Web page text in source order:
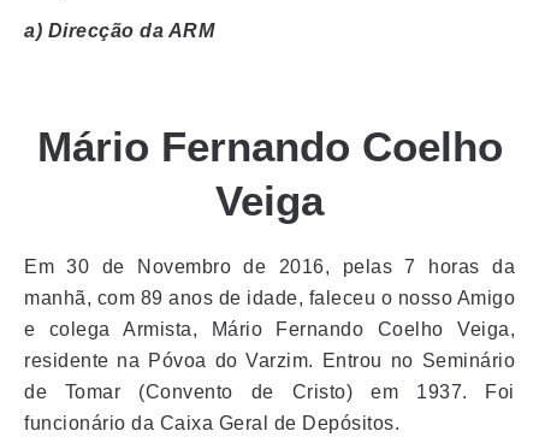
a) Direcção da ARM
Mário Fernando Coelho
Veiga
Em 30 de Novembro de 2016, pelas 7 horas da
manhã, com 89 anos de idade, faleceu o nosso Amigo
e colega Armista, Mário Fernando Coelho Veiga,
residente na Póvoa do Varzim. Entrou no Seminário
de Tomar (Convento de Cristo) em 1937. Foi
funcionário da Caixa Geral de Depósitos.